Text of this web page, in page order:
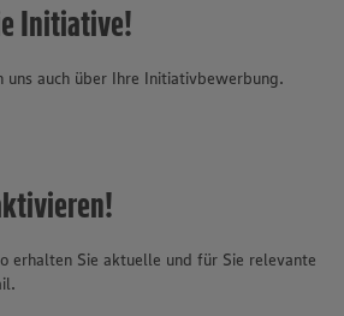
Initiative!
uns auch über Ihre Initiativbewerbung.
erhalten Sie aktuelle und für Sie relevante